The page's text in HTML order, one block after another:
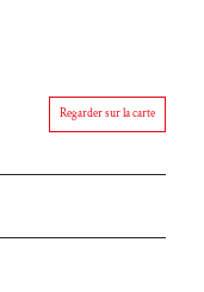
Regarder sur la carte